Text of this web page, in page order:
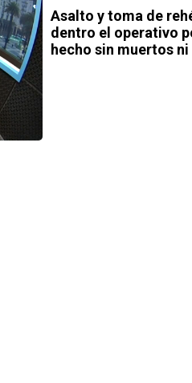
Asalto y toma de
dentro el operativo
hecho sin muertos